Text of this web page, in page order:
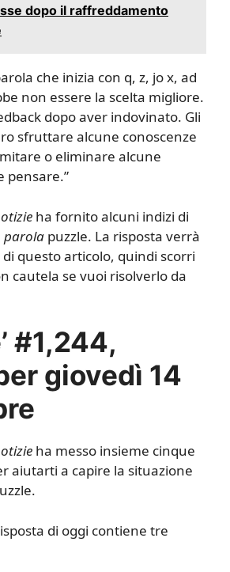
dopo il raffreddamento
che inizia con q, z, jo x, ad
non essere la scelta migliore.
dopo aver indovinato. Gli
sfruttare alcune conoscenze
o eliminare alcune
pensare.”
ha fornito alcuni indizi di
parola puzzle. La risposta verrà
questo articolo, quindi scorri
cautela se vuoi risolverlo da
#1,244,
giovedì 14
ha messo insieme cinque
aiutarti a capire la situazione
di oggi contiene tre